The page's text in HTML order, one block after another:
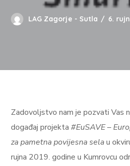
LAG Zagorje - Sutla 6.
Zadovoljstvo nam je pozvati Vas
događaj projekta#EuSAVE –
za pametna povijesna selau
rujna 2019. godine u Kumrovcu